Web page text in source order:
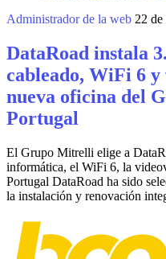
Administrador de la web 22
DataRoad instala
cableado, WiFi 6
nueva oficina del
Portugal
El Grupo Mitrelli elige a
informática, el WiFi 6, la
Portugal DataRoad ha sido
la instalación y renovación